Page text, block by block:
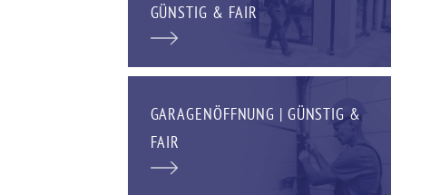
GÜNSTIG & FAIR
GARAGENÖFFNUNG | GÜNSTIG &
FAIR